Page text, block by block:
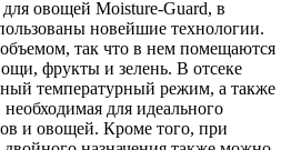
овощей Мoisture-Guard, в
новейшие технологии.
так что в нем помещаются
фрукты и зелень. В отсеке
температурный режим, а также
для идеального
и овощей. Кроме того, при